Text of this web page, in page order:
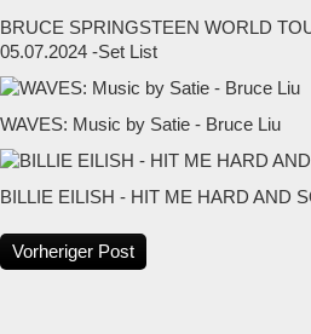
BRUCE SPRINGSTEEN WORLD
05.07.2024 -Set List
WAVES: Music by Satie - Bruce Liu
BILLIE EILISH - HIT ME HARD AND
Vorheriger Post